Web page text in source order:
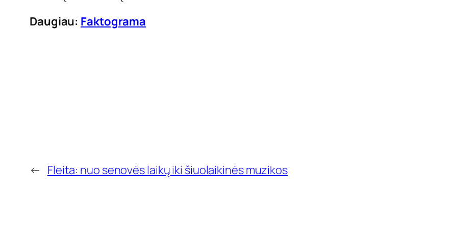
Daugiau: Faktograma
← Fleita: nuo senovės laikų iki šiuolaikinės muzikos